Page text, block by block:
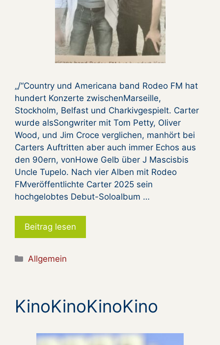
„/“Country und Americana band Rodeo FM hat
hundert Konzerte zwischenMarseille,
Stockholm, Belfast und Charkivgespielt. Carter
wurde alsSongwriter mit Tom Petty, Oliver
Wood, und Jim Croce verglichen, manhört bei
Carters Auftritten aber auch immer Echos aus
den 90ern, vonHowe Gelb über J Mascisbis
Uncle Tupelo. Nach vier Alben mit Rodeo
FMveröffentlichte Carter 2025 sein
hochgelobtes Debut-Soloalbum …
Beitrag lesen
Kategorien
Allgemein
KinoKinoKinoKino